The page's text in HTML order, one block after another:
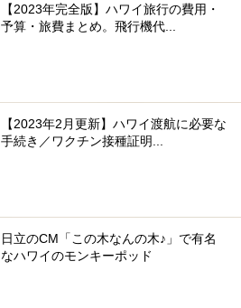
【2023年完全版】ハワイ旅行の費用・
予算・旅費まとめ。飛行機代...
【2023年2月更新】ハワイ渡航に必要な
手続き／ワクチン接種証明...
日立のCM「この木なんの木♪」で有名
なハワイのモンキーポッド